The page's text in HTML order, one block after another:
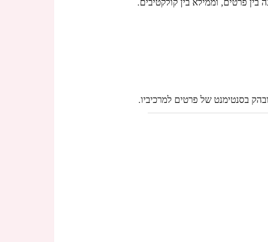
פרטים, וממילא בין קולקטיבים.
בסנטימנט של פרטים למרכיביו.